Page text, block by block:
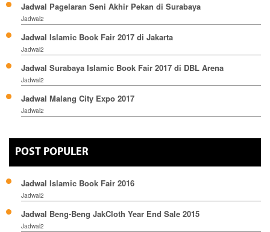
Jadwal Pagelaran Seni Akhir Pekan di Surabaya
Jadwal2
Jadwal Islamic Book Fair 2017 di Jakarta
Jadwal2
Jadwal Surabaya Islamic Book Fair 2017 di DBL Arena
Jadwal2
Jadwal Malang City Expo 2017
Jadwal2
POST POPULER
Jadwal Islamic Book Fair 2016
Jadwal2
Jadwal Beng-Beng JakCloth Year End Sale 2015
Jadwal2